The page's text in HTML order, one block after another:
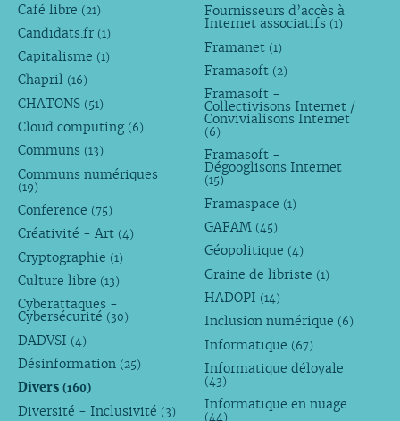
Café libre (21)
Candidats.fr (1)
Capitalisme (1)
Chapril (16)
CHATONS (51)
Cloud computing (6)
Communs (13)
Communs numériques
(19)
Conference (75)
Créativité - Art (4)
Cryptographie (1)
Culture libre (13)
Cyberattaques -
Cybersécurité (30)
DADVSI (4)
Désinformation (25)
Divers (160)
Diversité - Inclusivité (3)
Fournisseurs d’accès à
Internet associatifs (1)
Framanet (1)
Framasoft (2)
Framasoft -
Collectivisons Internet /
Convivialisons Internet
(6)
Framasoft -
Dégooglisons Internet
(15)
Framaspace (1)
GAFAM (45)
Géopolitique (4)
Graine de libriste (1)
HADOPI (14)
Inclusion numérique (6)
Informatique (67)
Informatique déloyale
(43)
Informatique en nuage
(44)